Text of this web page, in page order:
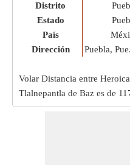
Distrito
Estado
País
Dirección
Puebla,
Volar Distancia entre
Tlalnepantla de Baz es de